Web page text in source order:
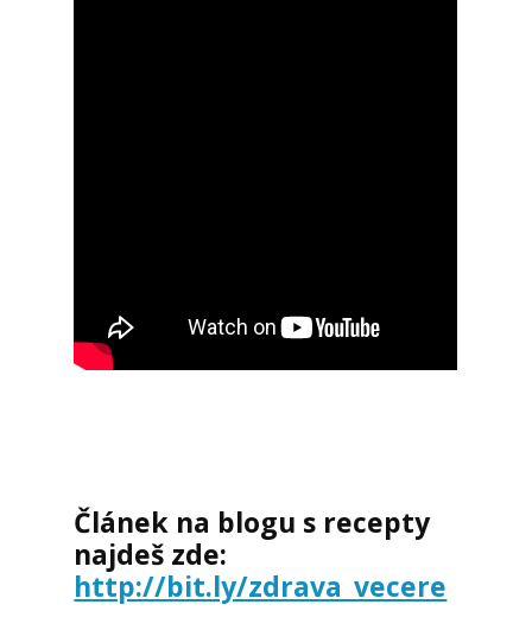
Článek na blogu s recepty
najdeš zde:
http://bit.ly/zdrava_vecere